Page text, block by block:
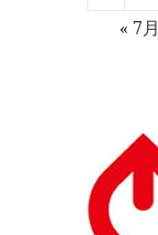
« 7月